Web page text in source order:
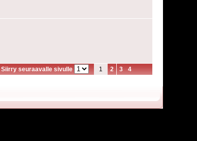
Siirry seuraavalle sivulle 1 2 3 4